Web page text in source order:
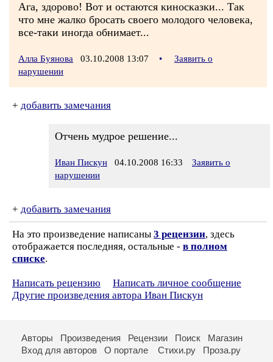
Ага, здорово! Вот и остаются киносказки... Так
что мне жалко бросать своего молодого человека,
все-таки иногда обнимает...
Алла Буянова 03.10.2008 13:07 •
Заявить о
нарушении
+ добавить замечания
Отчень мудрое решение...
Иван Пискун 04.10.2008 16:33
Заявить о
нарушении
+ добавить замечания
На это произведение написаны 3 рецензии, здесь
отображается последняя, остальные - в полном
списке.
Написать рецензию
Написать личное сообщение
Другие произведения автора Иван Пискун
Авторы Произведения Рецензии Поиск
Магазин
Вход для авторов
О портале Стихи.ру Проза.ру